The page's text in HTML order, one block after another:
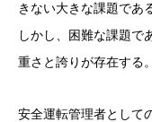
きない大きな課題であ
しかし、困難な課題で
重さと誇りが存在する。
安全運転管理者として